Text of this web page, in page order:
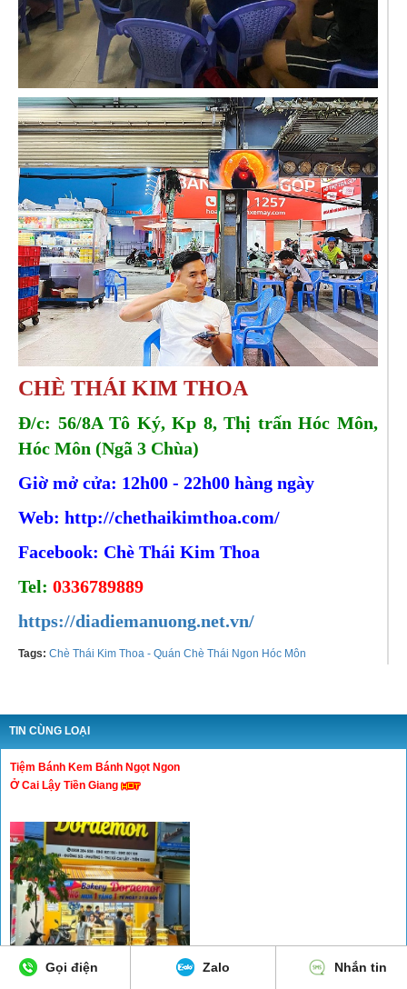
CHÈ THÁI KIM THOA
Đ/c: 56/8A Tô Ký, Kp 8, Thị trấn Hóc Môn,
Hóc Môn (Ngã 3 Chùa)
Giờ mở cửa: 12h00 - 22h00 hàng ngày
Web: http://chethaikimthoa.com/
Facebook: Chè Thái Kim Thoa
Tel: 0336789889
https://diadiemanuong.net.vn/
Tags: Chè Thái Kim Thoa - Quán Chè Thái Ngon Hóc Môn
TIN CÙNG LOẠI
Tiệm Bánh Kem Bánh Ngọt Ngon
Ở Cai Lậy Tiền Giang
Gọi điện Zalo Nhắn tin